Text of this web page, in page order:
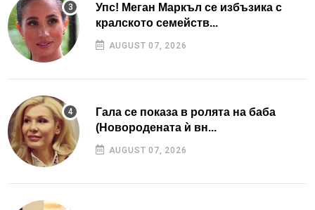
Упс! Меган Маркъл се избъзика с
кралското семейств...
AUGUST 07, 2026
Гала се показа в ролята на баба
(Новородената ѝ вн...
AUGUST 07, 2026